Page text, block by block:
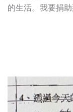
的生活。我要捐